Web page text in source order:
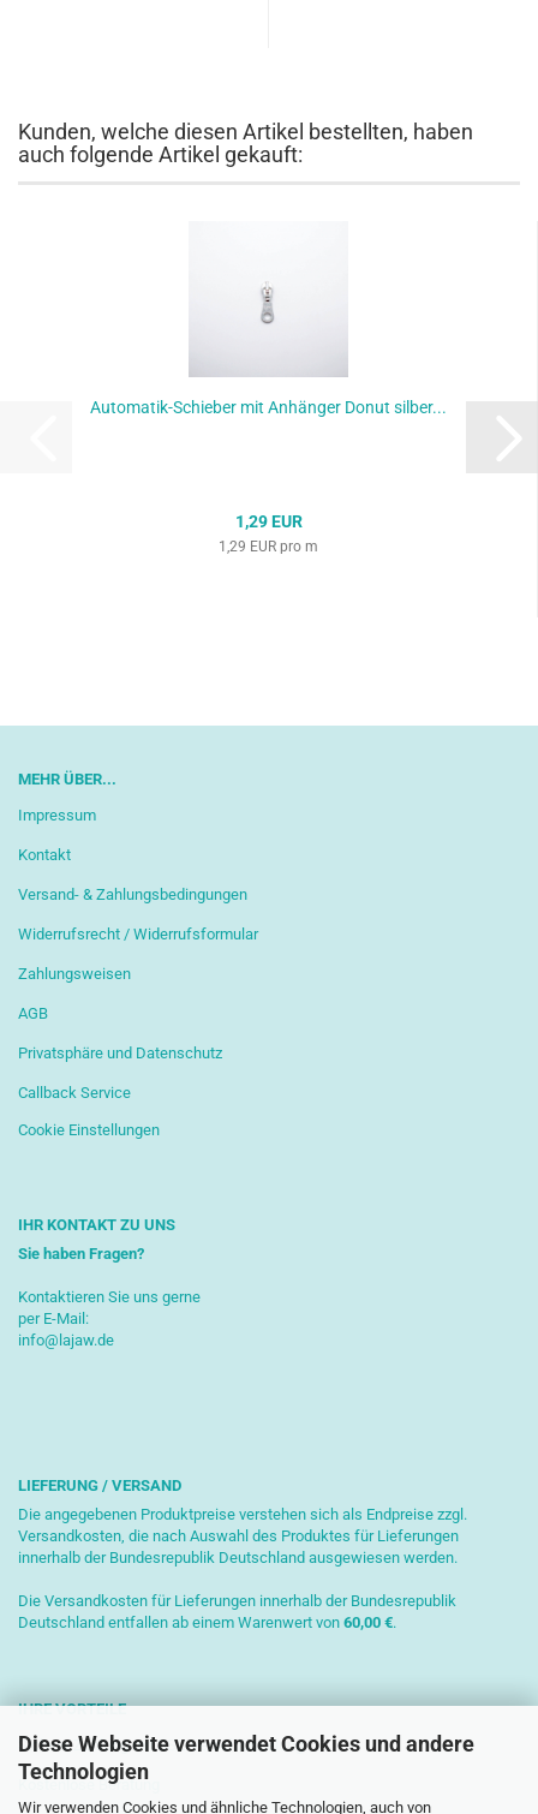
Diese Webseite verwendet Cookies und andere
Technologien
Wir verwenden Cookies und ähnliche Technologien, auch von
Kunden, welche diesen Artikel bestellten, haben
auch folgende Artikel gekauft:
Automatik-Schieber mit Anhänger Donut silber...
1,29 EUR
1,29 EUR pro m
MEHR ÜBER...
Impressum
Kontakt
Versand- & Zahlungsbedingungen
Widerrufsrecht / Widerrufsformular
Zahlungsweisen
AGB
Privatsphäre und Datenschutz
Callback Service
Cookie Einstellungen
IHR KONTAKT ZU UNS
Sie haben Fragen?
Kontaktieren Sie uns gerne
per E-Mail:
info@lajaw.de
LIEFERUNG / VERSAND
Die angegebenen Produktpreise verstehen sich als Endpreise zzgl.
Versandkosten, die nach Auswahl des Produktes für Lieferungen
innerhalb der Bundesrepublik Deutschland ausgewiesen werden.
Die Versandkosten für Lieferungen innerhalb der Bundesrepublik
Deutschland entfallen ab einem Warenwert von 60,00 €.
IHRE VORTEILE
Sichere Zahlung mit SSL-Verschlüsselung
Kostenlose Beratung